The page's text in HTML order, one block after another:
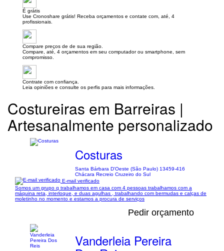
É grátis
Use Cronoshare grátis! Receba orçamentos e contate com, até, 4
profissionais.
Compare preços de de sua região.
Compare, até, 4 orçamentos em seu computador ou smartphone, sem
compromisso.
Contrate com confiança.
Leia opiniões e consulte os perfis para mais informações.
Costureiras em Barreiras |
Artesanalmente personalizado
Costuras
Santa Bárbara D'Oeste (São Paulo) 13459-416
Chácara Recreio Cruzeiro do Sul
E-mail verificado
Somos um grupo q trabalhamos em casa com 4 pessoas trabalhamos com a
máquina reta, interloque, e duas agulhas , trabalhando com bermudas e calças de
moletinho no momento e estamos a procura de serviços
Pedir orçamento
Vanderleia Pereira